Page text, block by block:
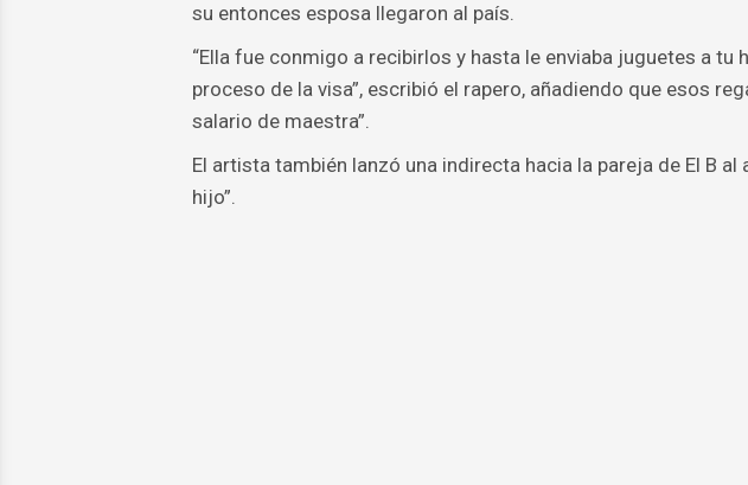
su entonces esposa llegaron al país.
“Ella fue conmigo a recibirlos y hasta le enviaba juguetes a
proceso de la visa”, escribió el rapero, añadiendo que esos
salario de maestra”.
El artista también lanzó una indirecta hacia la pareja de El B
hijo”.